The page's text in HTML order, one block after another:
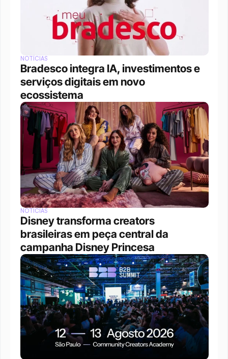
NOTÍCIAS
Bradesco integra IA, investimentos e
serviços digitais em novo
ecossistema
NOTÍCIAS
Disney transforma creators
brasileiras em peça central da
campanha Disney Princesa